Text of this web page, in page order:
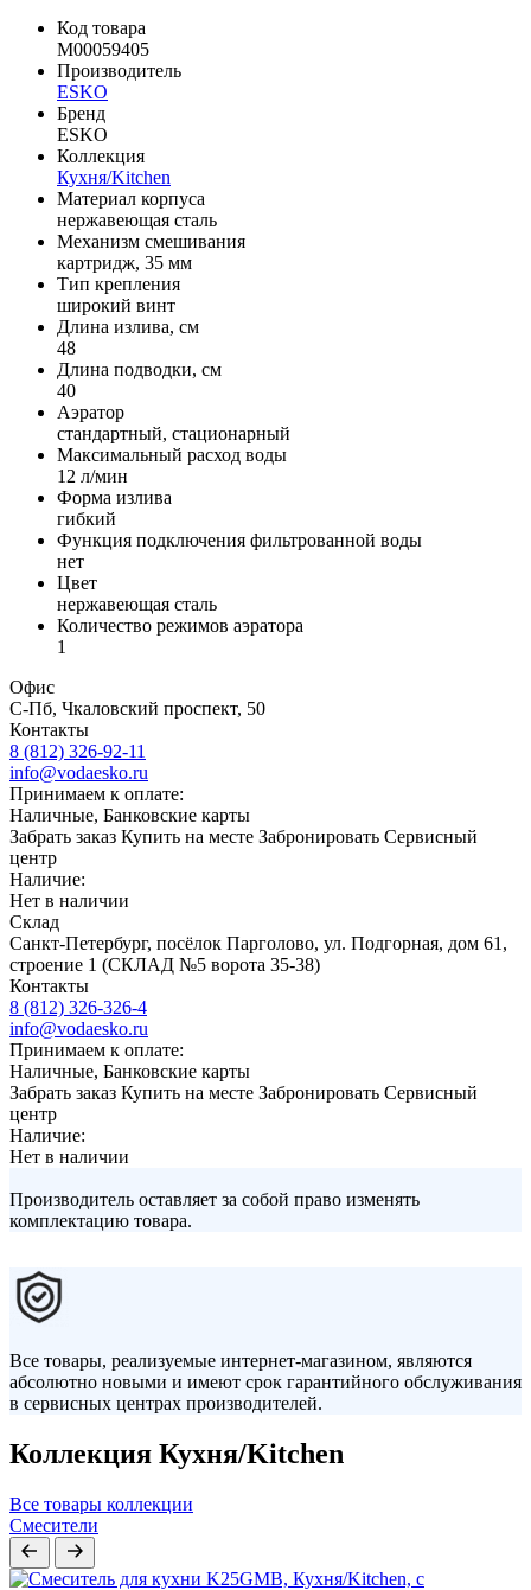
Код товара
M00059405
Производитель
ESKO
Бренд
ESKO
Коллекция
Кухня/Kitchen
Материал корпуса
нержавеющая сталь
Механизм смешивания
картридж, 35 мм
Тип крепления
широкий винт
Длина излива, см
48
Длина подводки, см
40
Аэратор
стандартный, стационарный
Максимальный расход воды
12 л/мин
Форма излива
гибкий
Функция подключения фильтрованной воды
нет
Цвет
нержавеющая сталь
Количество режимов аэратора
1
Офис
С-Пб, Чкаловский проспект, 50
Контакты
8 (812) 326-92-11
info@vodaesko.ru
Принимаем к оплате:
Наличные, Банковские карты
Забрать заказ Купить на месте Забронировать Сервисный
центр
Наличие:
Нет в наличии
Склад
Санкт-Петербург, посёлок Парголово, ул. Подгорная, дом 61,
строение 1 (СКЛАД №5 ворота 35-38)
Контакты
8 (812) 326-326-4
info@vodaesko.ru
Принимаем к оплате:
Наличные, Банковские карты
Забрать заказ Купить на месте Забронировать Сервисный
центр
Наличие:
Нет в наличии
Производитель оставляет за собой право изменять
комплектацию товара.
Все товары, реализуемые интернет-магазином, являются
абсолютно новыми и имеют срок гарантийного обслуживания
в сервисных центрах производителей.
Коллекция Кухня/Kitchen
Все товары коллекции
Смесители